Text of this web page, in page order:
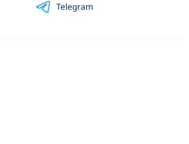
Telegram